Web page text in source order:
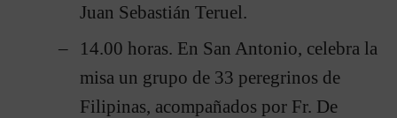
Juan Sebastián Teruel.
14.00 horas. En San Antonio, celebra la
misa un grupo de 33 peregrinos de
Filipinas, acompañados por Fr. De